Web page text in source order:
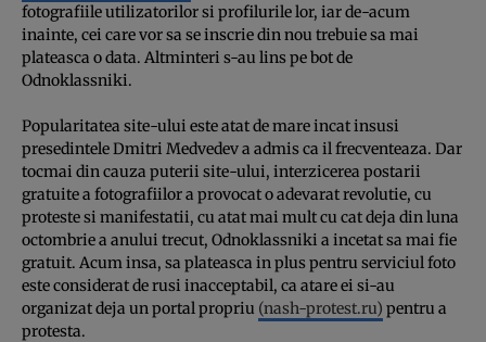
fotografiile utilizatorilor si profilurile lor, iar de-acum
inainte, cei care vor sa se inscrie din nou trebuie sa mai
plateasca o data. Altminteri s-au lins pe bot de
Odnoklassniki.
Popularitatea site-ului este atat de mare incat insusi
presedintele Dmitri Medvedev a admis ca il frecventeaza. Dar
tocmai din cauza puterii site-ului, interzicerea postarii
gratuite a fotografiilor a provocat o adevarat revolutie, cu
proteste si manifestatii, cu atat mai mult cu cat deja din luna
octombrie a anului trecut, Odnoklassniki a incetat sa mai fie
gratuit. Acum insa, sa plateasca in plus pentru serviciul foto
este considerat de rusi inacceptabil, ca atare ei si-au
organizat deja un portal propriu (nash-protest.ru) pentru a
protesta.